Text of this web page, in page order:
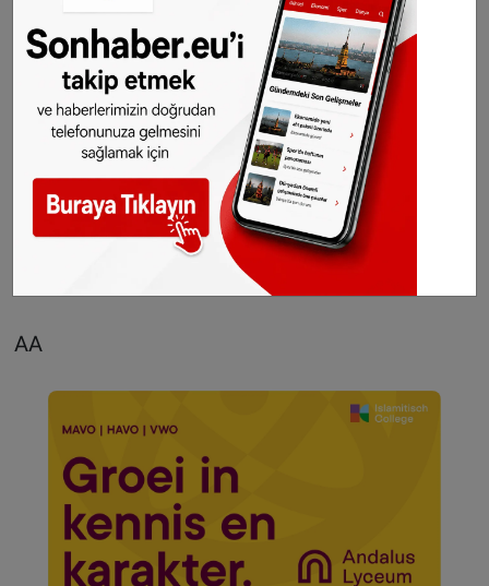
"Pasifik Ateş Çemberi" olarak adlandırılan,
deprem ve volkan kuşağında yer alan
Endonezya'da, 26 Aralık 2004'te, 9,1
büyüklüğündeki deprem ve ardından oluşan
tsunami sonucunda bölgedeki diğer ülkeleri de
kapsayan geniş bir alanda 230 bin kişi hayatını
AA